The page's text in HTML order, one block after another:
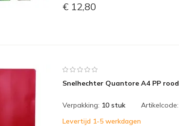
€ 12,80
Snelhechter Quantore A4 PP rood
Verpakking: 10 stuk Artikelcode:
Levertijd 1-5 werkdagen